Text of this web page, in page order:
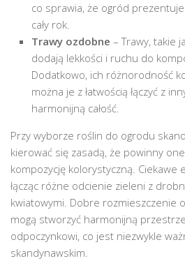
co sprawia, że ogród
cały rok.
Trawy ozdobne – Trawy, takie
dodają lekkości i ruchu do
Dodatkowo, ich różnorodność
można je z łatwością łączyć z
harmonijną całość.
Przy wyborze roślin do ogrodu
kierować się zasadą, że powinny
kompozycję kolorystyczną. Ciekawe
łącząc różne odcienie zieleni z
kwiatowymi. Dobre rozmieszczenie
mogą stworzyć harmonijną
odpoczynkowi, co jest niezwykle
skandynawskim.